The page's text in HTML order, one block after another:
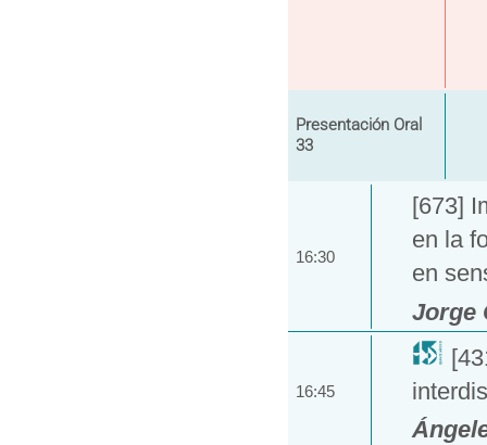
Presentación Oral
33
16:30
[673]
en la
en
Jorge
16:45